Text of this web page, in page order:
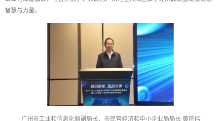
智慧与力量。
广州市工业和信息化局副局长、市民营经济和中小企业局局长 黄符伟